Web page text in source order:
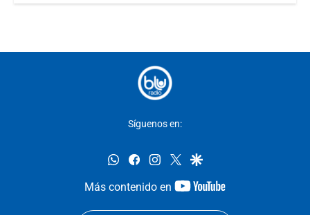
Síguenos en:
whatsappfacebookinstagram
twittergoogle
Más contenido en
youtube-